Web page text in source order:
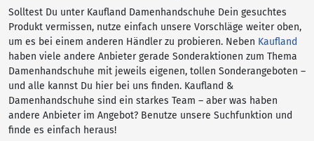
Solltest Du unter Kaufland Damenhandschuhe Dein gesuchtes
Produkt vermissen, nutze einfach unsere Vorschläge weiter oben,
um es bei einem anderen Händler zu probieren. Neben Kaufland
haben viele andere Anbieter gerade Sonderaktionen zum Thema
Damenhandschuhe mit jeweils eigenen, tollen Sonderangeboten –
und alle kannst Du hier bei uns finden. Kaufland &
Damenhandschuhe sind ein starkes Team – aber was haben
andere Anbieter im Angebot? Benutze unsere Suchfunktion und
finde es einfach heraus!